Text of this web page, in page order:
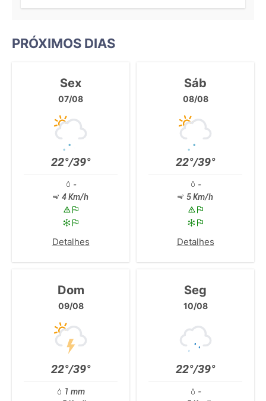
PRÓXIMOS DIAS
Sex
07/08
22°/39°
-
4 Km/h
Detalhes
Sáb
08/08
22°/39°
-
5 Km/h
Detalhes
Dom
09/08
22°/39°
1 mm
Seg
10/08
22°/39°
-